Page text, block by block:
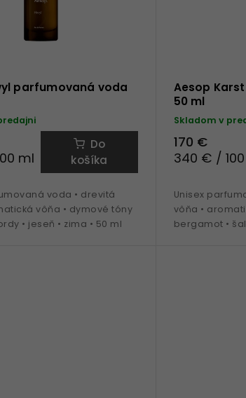
parfumovaná voda
ml
Do
košíka
voda • drevitá
vôňa • dymové tóny
• jeseň • zima • 50 ml
Aesop
50 ml
Skladom v
170 €
340 € /
Unisex
vôňa •
bergamot •